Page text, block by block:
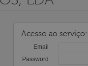
Acesso ao serviço:
Email
Password